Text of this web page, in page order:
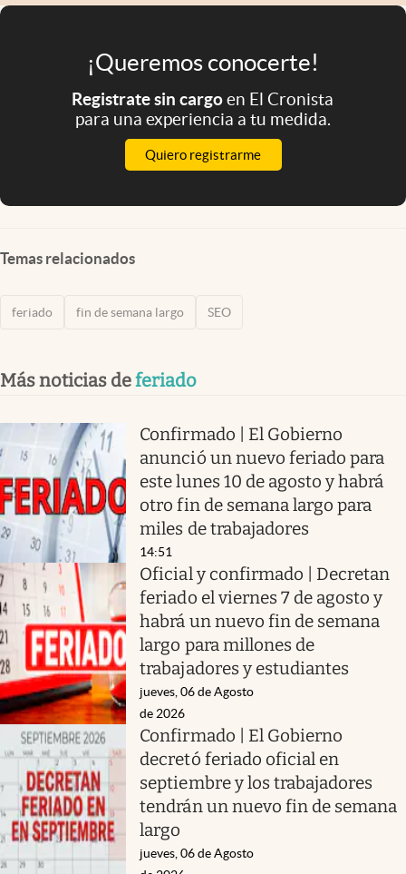
¡Queremos conocerte!
Registrate sin cargoen El Cronista
para una experiencia a tu medida.
Quiero registrarme
Temas relacionados
feriado fin de semana largo SEO
Más noticias deferiado
Confirmado | El Gobierno
anunció un nuevo feriado para
este lunes 10 de agosto y habrá
otro fin de semana largo para
miles de trabajadores
14:51
Oficial y confirmado | Decretan
feriado el viernes 7 de agosto y
habrá un nuevo fin de semana
largo para millones de
trabajadores y estudiantes
jueves, 06 de Agosto
de 2026
Confirmado | El Gobierno
decretó feriado oficial en
septiembre y los trabajadores
tendrán un nuevo fin de semana
largo
jueves, 06 de Agosto